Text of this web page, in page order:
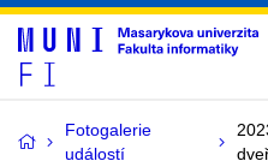
Fotogalerie
událostí